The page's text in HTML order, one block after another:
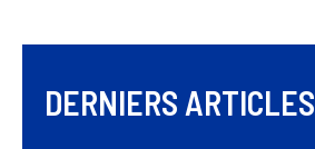
DERNIERS ARTICLES